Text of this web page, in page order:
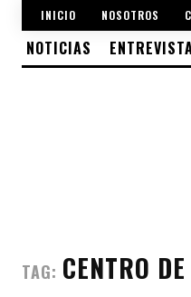
INICIO NOSOTROS
NOTICIAS
TAG: CENTRO